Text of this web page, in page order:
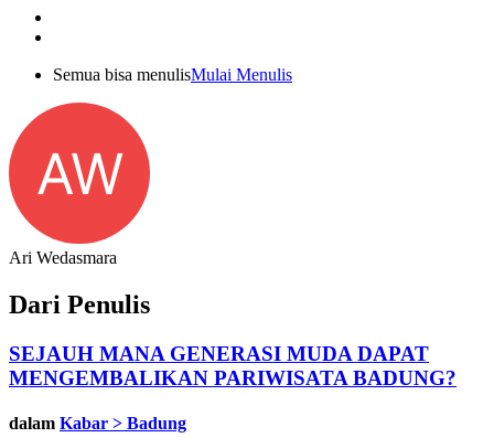
Semua bisa menulisMulai Menulis
AW
Ari Wedasmara
Dari Penulis
SEJAUH MANA GENERASI MUDA DAPAT
MENGEMBALIKAN PARIWISATA BADUNG?
dalam Kabar > Badung